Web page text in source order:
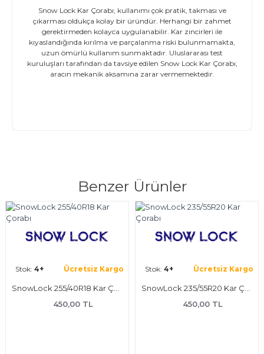
Snow Lock Kar Çorabı; kullanımı çok pratik, takması ve
çıkarması oldukça kolay bir üründür. Herhangi bir zahmet
gerektirmeden kolayca uygulanabilir. Kar zincirleri ile
kıyaslandığında kırılma ve parçalanma riski bulunmamakta,
uzun ömürlü kullanım sunmaktadır. Uluslararası test
kuruluşları tarafından da tavsiye edilen Snow Lock Kar Çorabı,
aracın mekanik aksamına zarar vermemektedir.
Benzer Ürünler
Stok: 4+ Ücretsiz Kargo
450,00 TL
Stok: 4+ Ücretsiz Kargo
450,00 TL